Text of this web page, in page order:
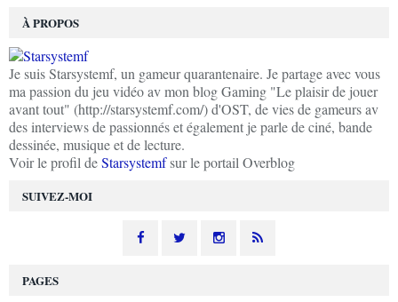
SUIVEZ-MOI
À PROPOS
Je suis Starsystemf, un gameur quarantenaire. Je partage avec vous
ma passion du jeu vidéo av mon blog Gaming "Le plaisir de jouer
avant tout" (http://starsystemf.com/) d'OST, de vies de gameurs av
des interviews de passionnés et également je parle de ciné, bande
dessinée, musique et de lecture.
Voir le profil deStarsystemfsur le portail Overblog
PAGES